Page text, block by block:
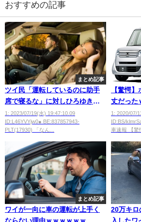
おすすめの記事
まとめ記事
ツイ民「運転しているのに助手
席で寝るな」に対しひろゆき
「運転にうるさいから寝てろ」
論争勃発
1: 2023/07/19(水) 19:47:10.09
ID:L46YVYjw0● BE:837857943-
PLT(17930) 「なん...
【驚愕
丈だった
1: 2020/07/
ID:BS/
車速報 【驚
まとめ記事
ワイが一向に車の運転が上手く
20万キロ